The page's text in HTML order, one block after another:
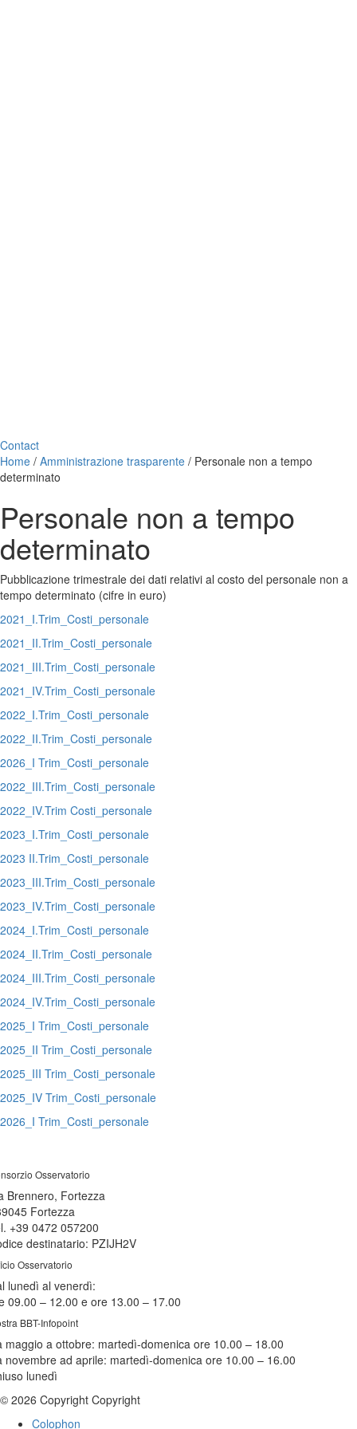
Contact
Home / Amministrazione trasparente / Personale non a tempo
determinato
Personale non a tempo
determinato
Pubblicazione trimestrale dei dati relativi al costo del personale non a
tempo determinato (cifre in euro)
2021_I.Trim_Costi_personale
2021_II.Trim_Costi_personale
2021_III.Trim_Costi_personale
2021_IV.Trim_Costi_personale
2022_I.Trim_Costi_personale
2022_II.Trim_Costi_personale
2026_I Trim_Costi_personale
2022_III.Trim_Costi_personale
2022_IV.Trim Costi_personale
2023_I.Trim_Costi_personale
2023 II.Trim_Costi_personale
2023_III.Trim_Costi_personale
2023_IV.Trim_Costi_personale
2024_I.Trim_Costi_personale
2024_II.Trim_Costi_personale
2024_III.Trim_Costi_personale
2024_IV.Trim_Costi_personale
2025_I Trim_Costi_personale
2025_ II Trim_Costi_personale
2025_ III Trim_Costi_personale
2025_ IV Trim_Costi_personale
2026_I Trim_Costi_personale
Osservatorio
Brennero, Fortezza
Fortezza
+39 0472 057200
destinatario: PZIJH2V
Osservatorio
lunedì al venerdì:
09.00 – 12.00 e ore 13.00 – 17.00
BBT-Infopoint
maggio a ottobre: martedì-domenica ore 10.00 – 18.00
novembre ad aprile: martedì-domenica ore 10.00 – 16.00
lunedì
© 2026 Copyright Copyright
Colophon